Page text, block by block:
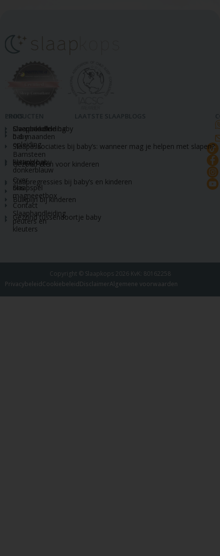
Slaapcoach
baby
opleiding
Slaapblogs
Over
ons
Contact
Slaaphandleiding
0-6 maanden
Barnsteen
ketting baby
donkerblauw
Slaapspel
magneeetbox
Slaaphandleiding
peuters en
kleuters
Overprikkelde baby
Slaapassociaties bij baby’s: wanneer mag je helpen met slapen?
Gezond eten voor kinderen
Slaapregressies bij baby’s en kinderen
Buikpijn bij kinderen
Gezond tussendoortje baby
Copyright © Slaapkops 2026 KvK: 80162258
PrivacybeleidCookiebeleidDisclaimerAlgemene voorwaarden